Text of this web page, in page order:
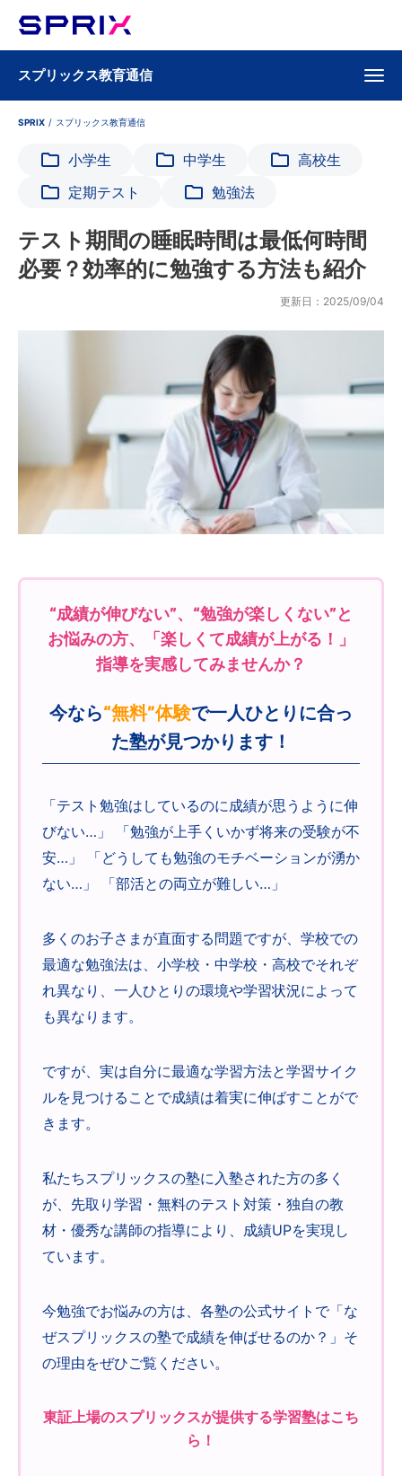
スプリックス教育通信
SPRIX / スプリックス教育通信
小学生 中学生
高校生
定期テスト
勉強法
テスト期間の睡眠時間は最低何時間
必要？効率的に勉強する方法も紹介
更新日：2025/09/04
“成績が伸びない”、“勉強が楽しくない”と
お悩みの方、「楽しくて成績が上がる！」
指導を実感してみませんか？
今なら“無料”体験で一人ひとりに合っ
た塾が見つかります！
「テスト勉強はしているのに成績が思うように伸
びない…」 「勉強が上手くいかず将来の受験が不
安…」 「どうしても勉強のモチベーションが湧か
ない…」 「部活との両立が難しい…」
多くのお子さまが直面する問題ですが、学校での
最適な勉強法は、小学校・中学校・高校でそれぞ
れ異なり、一人ひとりの環境や学習状況によって
も異なります。
ですが、実は自分に最適な学習方法と学習サイク
ルを見つけることで成績は着実に伸ばすことがで
きます。
私たちスプリックスの塾に入塾された方の多く
が、先取り学習・無料のテスト対策・独自の教
材・優秀な講師の指導により、成績UPを実現し
ています。
今勉強でお悩みの方は、各塾の公式サイトで「な
ぜスプリックスの塾で成績を伸ばせるのか？」そ
の理由をぜひご覧ください。
東証上場のスプリックスが提供する学習塾はこち
ら！